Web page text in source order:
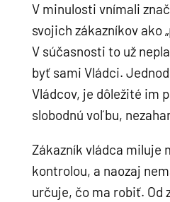
V minulosti vnímali
svojich zákazníkov ako
V súčasnosti to už
byť sami Vládci.
Vládcov, je dôležité im
slobodnú voľbu,
Zákazník vládca miluje
kontrolou, a naozaj
určuje, čo ma robiť. Od